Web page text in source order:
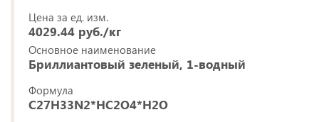
Цена за ед. изм.
4029.44 руб./кг
Основное наименование
Бриллиантовый зеленый, 1-водный
Формула
C27H33N2*HC2O4*H2O